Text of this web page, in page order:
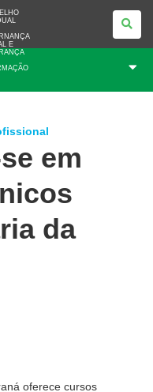
E
em
da
oferece cursos